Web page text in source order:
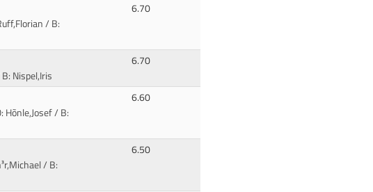
/ B:
6.70
Nispel,Iris
6.70
Hõnle,Josef / B:
6.60
/ B:
6.50